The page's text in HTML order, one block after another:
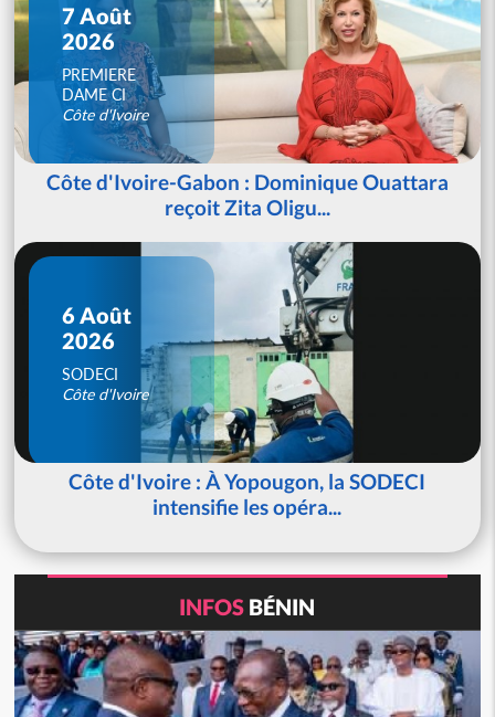
7 Août
2026
PREMIERE
DAME CI
Côte d'Ivoire
Côte d'Ivoire-Gabon : Dominique Ouattara
reçoit Zita Oligu...
6 Août
2026
SODECI
Côte d'Ivoire
Côte d'Ivoire : À Yopougon, la SODECI
intensifie les opéra...
INFOS BÉNIN